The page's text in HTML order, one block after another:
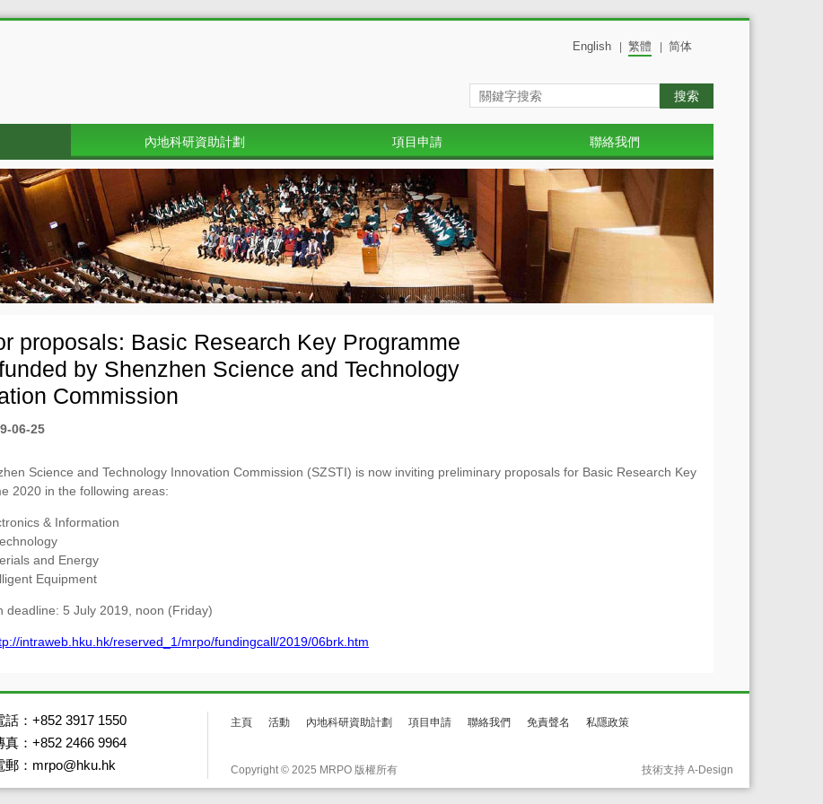
English 繁體 简体
搜索
內地科研資助計劃 項目申請 聯絡我們
proposals: Basic Research Key Programme
by Shenzhen Science and Technology
Commission
06-25
Science and Technology Innovation Commission (SZSTI) is now inviting preliminary proposals for Basic Research Key
2020 in the following areas:
& Information
and Energy
Equipment
deadline: 5 July 2019, noon (Friday)
intraweb.hku.hk/reserved_1/mrpo/fundingcall/2019/06brk.htm
話：+852 3917 1550
真：+852 2466 9964
郵：mrpo@hku.hk
主頁 活動 內地科研資助計劃 項目申請 聯絡我們 免責聲名 私隱政策
Copyright © 2025 MRPO 版權所有 技術支持 A-Design